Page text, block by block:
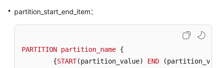
作
务
partition_start_end_item：
PARTITION partition_name {
        {
START(partition_value) END